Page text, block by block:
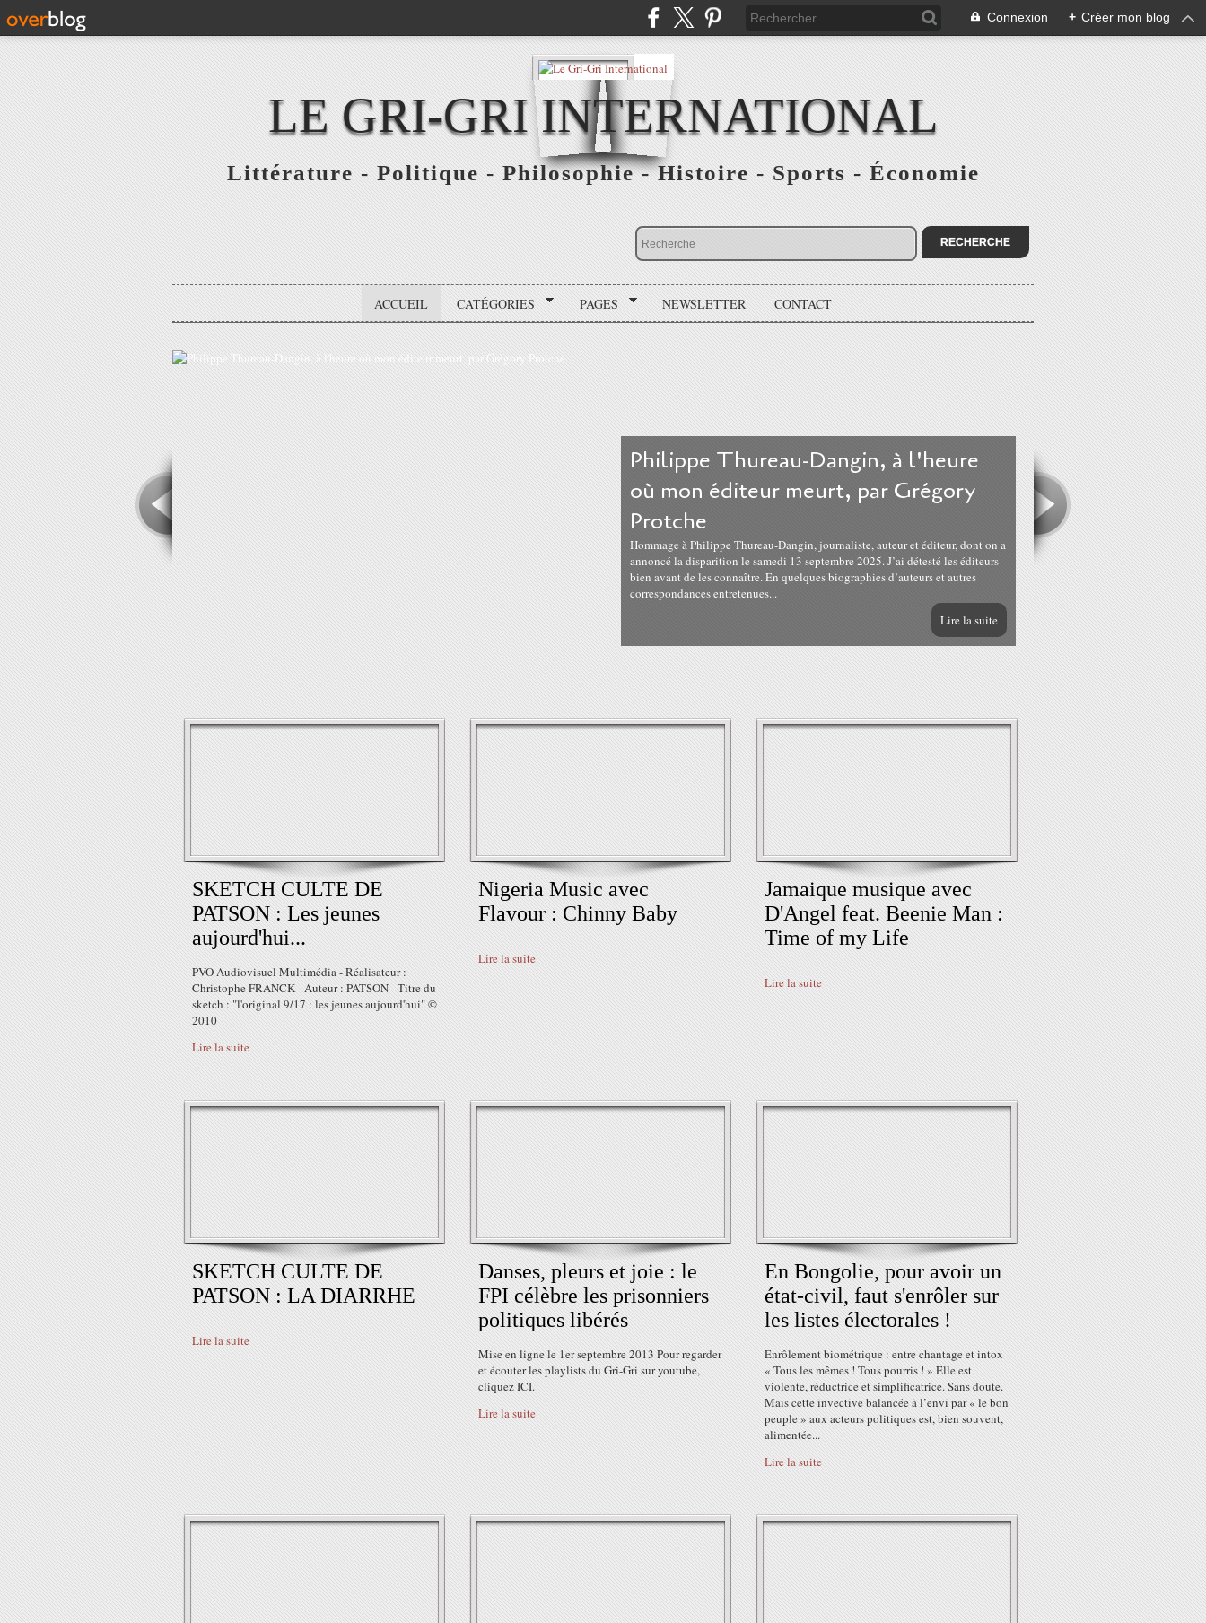
Connexion + Créer mon blog
LE GRI-GRI INTERNATIONAL
Littérature - Politique - Philosophie - Histoire - Sports - Économie
ACCUEIL CATÉGORIES PAGES NEWSLETTER CONTACT
Philippe Thureau-Dangin, à l'heure
où mon éditeur meurt, par Grégory
Protche
Hommage à Philippe Thureau-Dangin, journaliste, auteur et éditeur, dont on a
annoncé la disparition le samedi 13 septembre 2025. J’ai détesté les éditeurs
bien avant de les connaître. En quelques biographies d’auteurs et autres
correspondances entretenues...
Lire la suite
SKETCH CULTE DE
PATSON : Les jeunes
aujourd'hui...
PVO Audiovisuel Multimédia - Réalisateur :
Christophe FRANCK - Auteur : PATSON - Titre du
sketch : "l'original 9/17 : les jeunes aujourd'hui" ©
2010
Lire la suite
Nigeria Music avec
Flavour : Chinny Baby
Lire la suite
Jamaique musique avec
D'Angel feat. Beenie Man :
Time of my Life
Lire la suite
SKETCH CULTE DE
PATSON : LA DIARRHE
Lire la suite
Danses, pleurs et joie : le
FPI célèbre les prisonniers
politiques libérés
Mise en ligne le 1er septembre 2013 Pour regarder
et écouter les playlists du Gri-Gri sur youtube,
cliquez ICI.
Lire la suite
En Bongolie, pour avoir un
état-civil, faut s'enrôler sur
les listes électorales !
Enrôlement biométrique : entre chantage et intox
« Tous les mêmes ! Tous pourris ! » Elle est
violente, réductrice et simplificatrice. Sans doute.
Mais cette invective balancée à l’envi par « le bon
peuple » aux acteurs politiques est, bien souvent,
alimentée...
Lire la suite